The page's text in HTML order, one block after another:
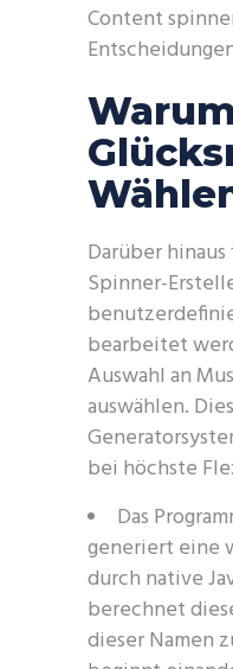
Content
Darüber
Spinner-
bearbeitet
Auswahl an
auswählen.
bei höchste
Das
generiert eine
durch native
berechnet
dieser Namen